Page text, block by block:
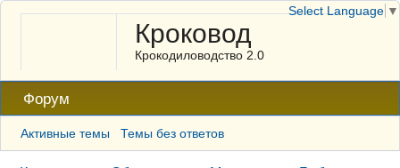
Кроковод
Крокодиловодство 2.0
Форум
Активные темы Темы без ответов
Select Language ▼